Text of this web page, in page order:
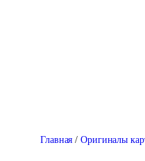
Главная /Оригиналы